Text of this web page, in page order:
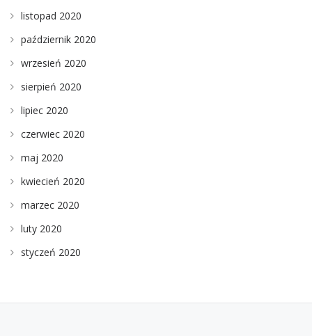
listopad 2020
październik 2020
wrzesień 2020
sierpień 2020
lipiec 2020
czerwiec 2020
maj 2020
kwiecień 2020
marzec 2020
luty 2020
styczeń 2020